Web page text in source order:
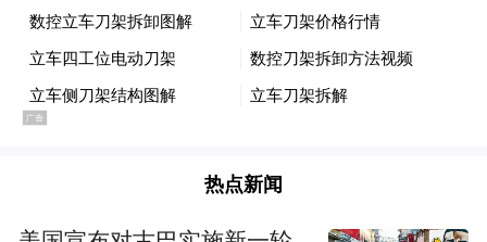
热点新闻